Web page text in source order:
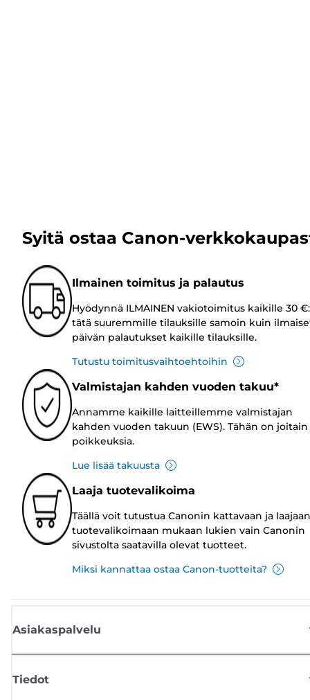
Syitä ostaa Canon-
Ilmainen toimitus ja palautus
Hyödynnä ILMAINEN vakiotoimitus kaikille 30
tätä suuremmille tilauksille samoin kuin
päivän palautukset kaikille tilauksille.
Tutustu toimitusvaihtoehtoihin
Valmistajan kahden vuoden takuu*
Annamme kaikille laitteillemme valmistajan
kahden vuoden takuun (EWS). Tähän on joitain
poikkeuksia.
Lue lisää takuusta
Laaja tuotevalikoima
Täällä voit tutustua Canonin kattavaan ja laajaan
tuotevalikoimaan mukaan lukien vain Canonin
sivustolta saatavilla olevat tuotteet.
Miksi kannattaa ostaa Canon-tuotteita?
Asiakaspalvelu
Tiedot